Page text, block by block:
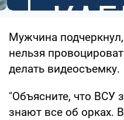
Мужчина
нельзя
делать видеосъемку.
"Объясните, что ВСУ
знают все об орках.